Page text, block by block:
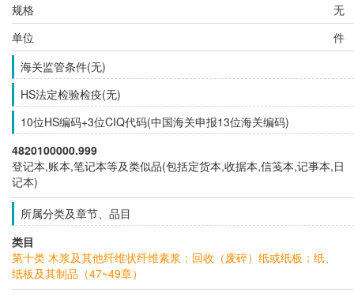
规格
无
单位
件
海关监管条件(无)
HS法定检验检疫(无)
10位HS编码+3位CIQ代码(中国海关申报13位海关编码)
4820100000.999
登记本,账本,笔记本等及类似品(包括定货本,收据本,信笺本,记事本,日
记本)
所属分类及章节、品目
类目
第十类 木浆及其他纤维状纤维素浆；回收（废碎）纸或纸板；纸、
纸板及其制品（47~49章）